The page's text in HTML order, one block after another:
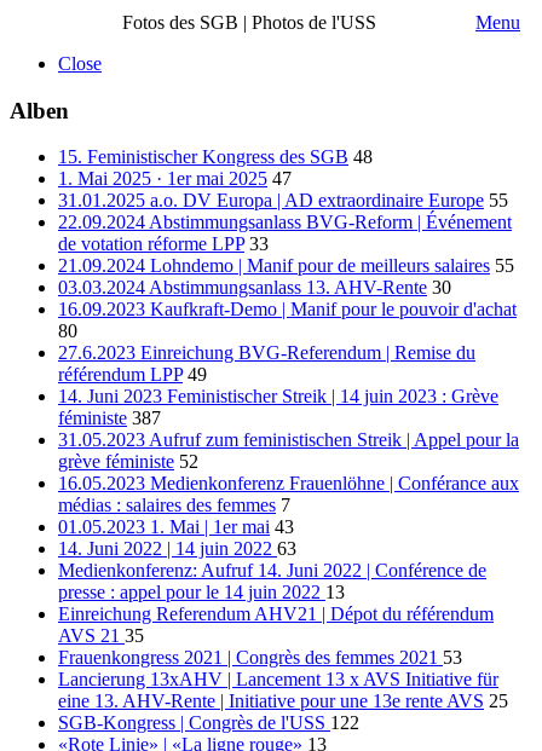
Fotos des SGB | Photos de l'USS
Menu
Close
Alben
15. Feministischer Kongress des SGB 48
1. Mai 2025 · 1er mai 2025 47
31.01.2025 a.o. DV Europa | AD extraordinaire Europe 55
22.09.2024 Abstimmungsanlass BVG-Reform | Événement
de votation réforme LPP 33
21.09.2024 Lohndemo | Manif pour de meilleurs salaires 55
03.03.2024 Abstimmungsanlass 13. AHV-Rente 30
16.09.2023 Kaufkraft-Demo | Manif pour le pouvoir d'achat
80
27.6.2023 Einreichung BVG-Referendum | Remise du
référendum LPP 49
14. Juni 2023 Feministischer Streik | 14 juin 2023 : Grève
féministe 387
31.05.2023 Aufruf zum feministischen Streik | Appel pour la
grève féministe 52
16.05.2023 Medienkonferenz Frauenlöhne | Conférance aux
médias : salaires des femmes 7
01.05.2023 1. Mai | 1er mai 43
14. Juni 2022 | 14 juin 2022 63
Medienkonferenz: Aufruf 14. Juni 2022 | Conférence de
presse : appel pour le 14 juin 2022 13
Einreichung Referendum AHV21 | Dépot du référendum
AVS 21 35
Frauenkongress 2021 | Congrès des femmes 2021 53
Lancierung 13xAHV | Lancement 13 x AVS Initiative für
eine 13. AHV-Rente | Initiative pour une 13e rente AVS 25
SGB-Kongress | Congrès de l'USS 122
«Rote Linie» | «La ligne rouge» 13